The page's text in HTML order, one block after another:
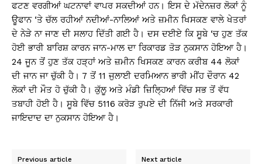
ਫਟਣ ਵਰਗੀਆਂ ਘਟਨਾਵਾਂ ਵਾਪਰ ਸਕਦੀਆਂ ਹਨ। ਇਸ ਦੇ ਮੱਦੇਨਜ਼ਰ ਲੋਕਾਂ ਨੂੰ
ਊਫਾਨ ‘ਤੇ ਚੱਲ ਰਹੀਆਂ ਨਦੀਆਂ-ਨਾਲਿਆਂ ਅਤੇ ਜ਼ਮੀਨ ਖਿਸਕਣ ਵਾਲੇ ਖੇਤਰਾਂ
ਦੇ ਨੇੜੇ ਨਾ ਜਾਣ ਦੀ ਸਲਾਹ ਦਿੱਤੀ ਗਈ ਹੈ। ਦਸ ਦਈਏ ਕਿ ਸੂਬੇ ‘ਚ ਹੁਣ ਤੱਕ
ਹੋਈ ਭਾਰੀ ਬਾਰਿਸ਼ ਕਾਰਨ ਜਾਨ-ਮਾਲ ਦਾ ਰਿਕਾਰਡ ਤੋੜ ਨੁਕਸਾਨ ਹੋਇਆ ਹੈ।
24 ਜੂਨ ਤੋਂ ਹੁਣ ਤੱਕ ਹੜ੍ਹਾਂ ਅਤੇ ਜ਼ਮੀਨ ਖਿਸਕਣ ਕਾਰਨ ਕਰੀਬ 44 ਲੋਕਾਂ
ਦੀ ਜਾਨ ਜਾ ਚੁੱਕੀ ਹੈ। 7 ਤੋਂ 11 ਜੁਲਾਈ ਦਰਮਿਆਨ ਭਾਰੀ ਮੀਂਹ ਦੌਰਾਨ 42
ਲੋਕਾਂ ਦੀ ਮੌਤ ਹੋ ਚੁੱਕੀ ਹੈ। ਕੁੱਲੂ ਅਤੇ ਮੰਡੀ ਜ਼ਿਲ੍ਹਿਆਂ ਵਿੱਚ ਸਭ ਤੋਂ ਵੱਧ
ਤਬਾਹੀ ਹੋਈ ਹੈ। ਸੂਬੇ ਵਿੱਚ 5116 ਕਰੋੜ ਰੁਪਏ ਦੀ ਨਿੱਜੀ ਅਤੇ ਸਰਕਾਰੀ
ਜਾਇਦਾਦ ਦਾ ਨੁਕਸਾਨ ਹੋਇਆ ਹੈ।
Previous article Next article